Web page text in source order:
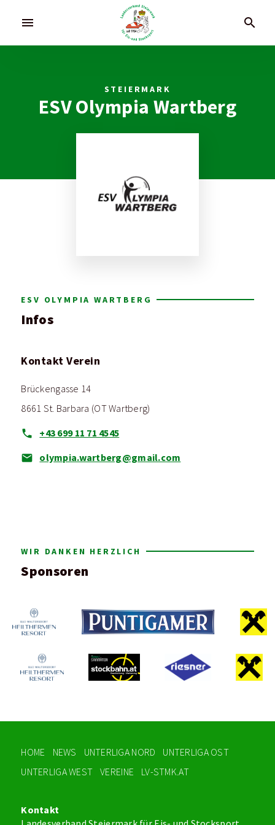
menu search
STEIERMARK
ESV Olympia Wartberg
ESV OLYMPIA WARTBERG
Infos
Kontakt Verein
Brückengasse 14
8661 St. Barbara (OT Wartberg)
+43 699 11 71 4545
olympia.wartberg@gmail.com
WIR DANKEN HERZLICH
Sponsoren
HOME NEWS UNTERLIGA NORD
UNTERLIGA OST
UNTERLIGA WEST
VEREINE LV-STMK.AT
Kontakt